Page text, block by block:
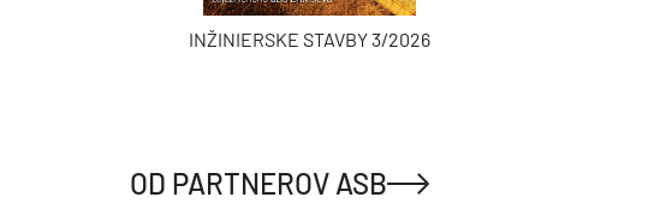
INŽINIERSKE STAVBY 3/2026
OD PARTNEROV ASB